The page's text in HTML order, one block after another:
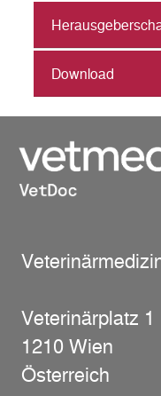
Download
Veterinärplatz 1
1210 Wien
Österreich